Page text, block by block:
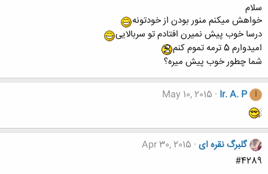
سلام
خواهش میکنم منور بودن از خودتونه
درسا خوب پیش نمیرن افتادم تو سربالایی
امیدوارم 5 ترمه تموم کنم
شما چطور خوب پیش میره؟
I
Ir. A. P
May 10, 2015
گلبرگ نقره ای Apr 30, 2015
#4289